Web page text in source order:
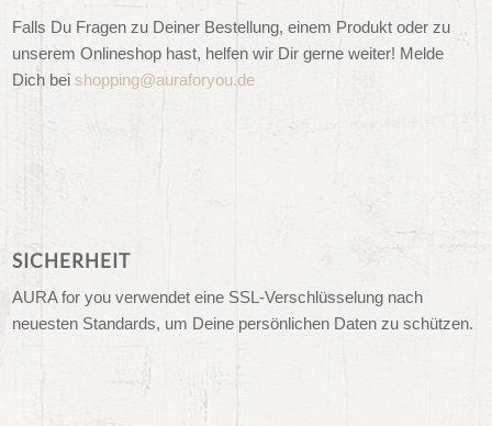
Falls Du Fragen zu Deiner Bestellung, einem Produkt oder zu
unserem Onlineshop hast, helfen wir Dir gerne weiter! Melde
Dich beishopping@auraforyou.de
SICHERHEIT
AURA for you verwendet eine SSL-Verschlüsselung nach
neuesten Standards, um Deine persönlichen Daten zu schützen.